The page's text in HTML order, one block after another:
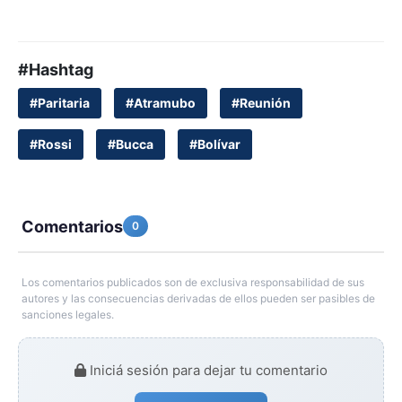
#Hashtag
#Paritaria #Atramubo #Reunión
#Rossi #Bucca #Bolívar
Comentarios 0
Los comentarios publicados son de exclusiva responsabilidad de sus
autores y las consecuencias derivadas de ellos pueden ser pasibles de
sanciones legales.
Iniciá sesión para dejar tu comentario